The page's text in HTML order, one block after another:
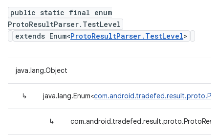
public static final enum
ProtoResultParser.TestLevel
extends Enum<ProtoResultParser.TestLevel>
java.lang.Object
↳ java.lang.Enum<
↳